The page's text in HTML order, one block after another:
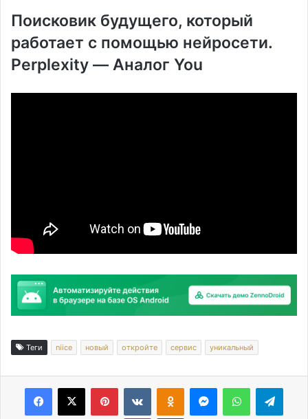
Поисковик будущего, который
работает с помощью нейросети.
Perplexity — Аналог You
Теги niice новый откройте сервис уникальный